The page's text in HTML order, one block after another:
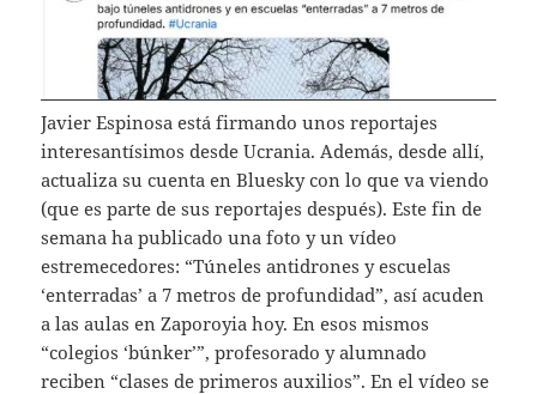
Javier Espinosa está firmando unos reportajes
interesantísimos desde Ucrania. Además, desde allí,
actualiza su cuenta en Bluesky con lo que va viendo
(que es parte de sus reportajes después). Este fin de
semana ha publicado una foto y un vídeo
estremecedores: “Túneles antidrones y escuelas
‘enterradas’ a 7 metros de profundidad”, así acuden
a las aulas en Zaporoyia hoy. En esos mismos
“colegios ‘búnker’”, profesorado y alumnado
reciben “clases de primeros auxilios”. En el vídeo se